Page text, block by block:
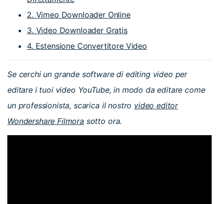
2. Vimeo Downloader Online
3. Video Downloader Gratis
4. Estensione Convertitore Video
Se cerchi un grande software di editing video per
editare i tuoi video YouTube, in modo da editare come
un professionista, scarica il nostro video editor
Wondershare Filmora sotto ora.